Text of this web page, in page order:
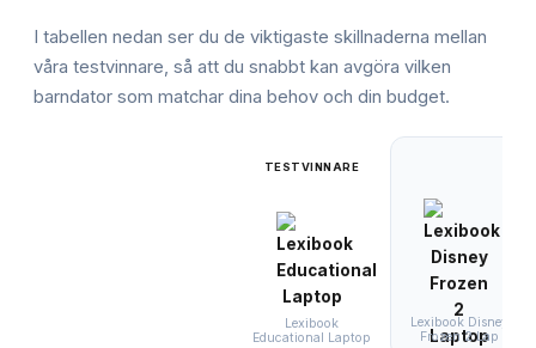
I tabellen nedan ser du de viktigaste skillnaderna mellan
våra testvinnare, så att du snabbt kan avgöra vilken
barndator som matchar dina behov och din budget.
TESTVINNARE
Lexibook
Educational Laptop
Lexibook Disney
Frozen 2 Lap